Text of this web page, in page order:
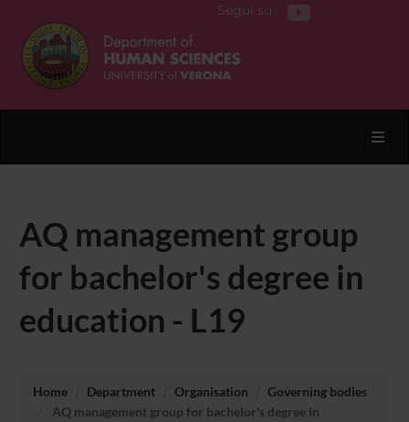
Segui su
AQ management group
for bachelor's degree in
education - L19
Home Department Organisation
Governing bodies
AQ management group for bachelor's degree in